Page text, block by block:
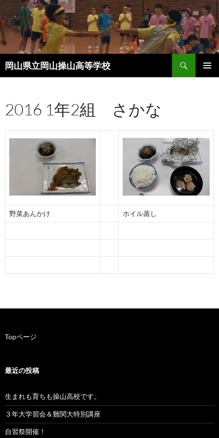
コ
ン
テ
ン
ツ
へ
ス
プ
岡山県立岡山操山高等学校
索
2016 1年2組 さかな
野菜あんかけ ホイル蒸し
Topページ
最近の投稿
生まれも育ちも操山高校です。
３年大学習会＆難関大特別講座
自習祭開催！